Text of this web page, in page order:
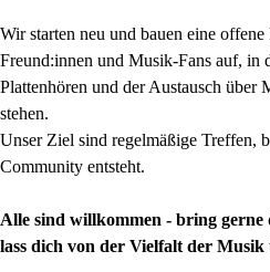
Wir starten neu und bauen eine
Freund:innen und Musik-Fans auf, in
Plattenhören und der Austausch
stehen.
Unser Ziel sind regelmäßige Treffen,
Community entsteht.
Alle sind willkommen - bring
lass dich von der Vielfalt der Musik